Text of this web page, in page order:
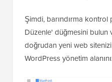
Şimdi, barındırma
Düzenle' düğmesini bulun
doğrudan yeni web
WordPress yönetim